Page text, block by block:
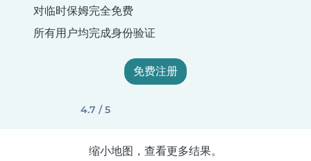
对临时保姆完全免费
所有用户均完成身份验证
免费注册
4.7 / 5
缩小地图，查看更多结果。